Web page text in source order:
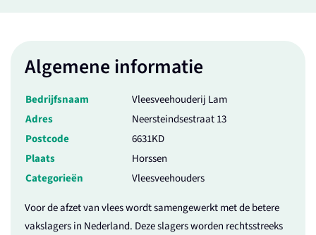
Algemene informatie
Bedrijfsnaam
Vleesveehouderij Lam
Adres
Neersteindsestraat 13
Postcode
6631KD
Plaats
Horssen
Categorieën
Vleesveehouders
Voor de afzet van vlees wordt samengewerkt met de betere
vakslagers in Nederland. Deze slagers worden rechtsstreeks